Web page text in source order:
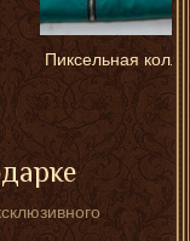
Пиксельная